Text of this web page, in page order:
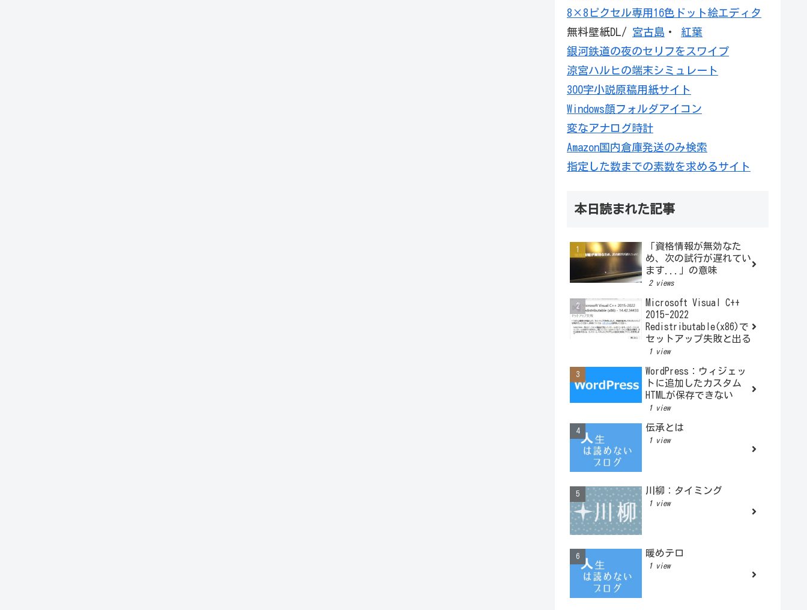
8×8ピクセル専用16色ドット絵エディタ
無料壁紙DL/ 宮古島 ・ 紅葉
銀河鉄道の夜のセリフをスワイプ
涼宮ハルヒの端末シミュレート
300字小説原稿用紙サイト
Windows顔フォルダアイコン
変なアナログ時計
Amazon国内倉庫発送のみ検索
指定した数までの素数を求めるサイト
本日読まれた記事
「資格情報が無効なた
め、次の試行が遅れてい
ます...」の意味
2 views
Microsoft Visual C++
2015-2022
Redistributable(x86)で
セットアップ失敗と出る
1 view
WordPress：ウィジェッ
トに追加したカスタム
HTMLが保存できない
1 view
伝承とは
1 view
川柳：タイミング
1 view
暖めテロ
1 view